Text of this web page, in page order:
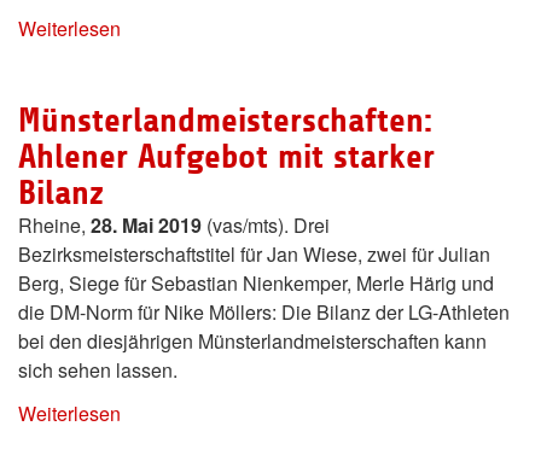
Weiterlesen
Münsterlandmeisterschaften:
Ahlener Aufgebot mit starker
Bilanz
Rheine, 28. Mai 2019 (vas/mts). Drei
Bezirksmeisterschaftstitel für Jan Wiese, zwei für Julian
Berg, Siege für Sebastian Nienkemper, Merle Härig und
die DM-Norm für Nike Möllers: Die Bilanz der LG-Athleten
bei den diesjährigen Münsterlandmeisterschaften kann
sich sehen lassen.
Weiterlesen